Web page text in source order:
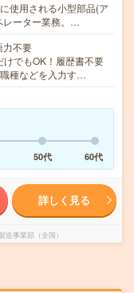
使用される小型部品(ア
レーター業務。…
力不要
でもOK！履歴書不要
種などを入力す…
50代 60代
詳しく見る
事業部（全国）